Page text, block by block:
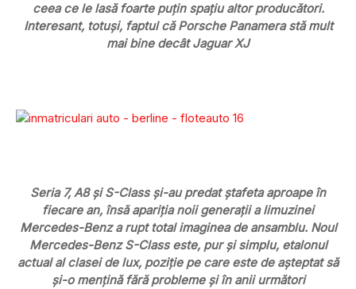
ceea ce le lasă foarte puțin spațiu altor producători.
Interesant, totuși, faptul că Porsche Panamera stă mult
mai bine decât Jaguar XJ
Seria 7, A8 și S-Class și-au predat ștafeta aproape în
fiecare an, însă apariția noii generații a limuzinei
Mercedes-Benz a rupt total imaginea de ansamblu. Noul
Mercedes-Benz S-Class este, pur și simplu, etalonul
actual al clasei de lux, poziție pe care este de așteptat să
și-o mențină fără probleme și în anii următori